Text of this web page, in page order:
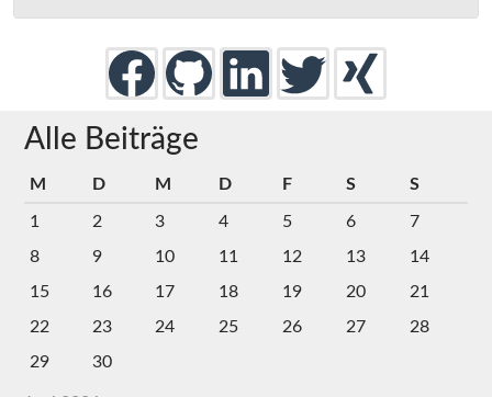
Alle Beiträge
M D M D F S S
1 2 3 4 5 6
7
8
9 10 11 12 13
14
15
16 17 18 19 20
21
22
23 24 25 26 27
28
29
30